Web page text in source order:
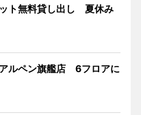
ト無料貸し出し 夏休み
ルペン旗艦店 6フロアに